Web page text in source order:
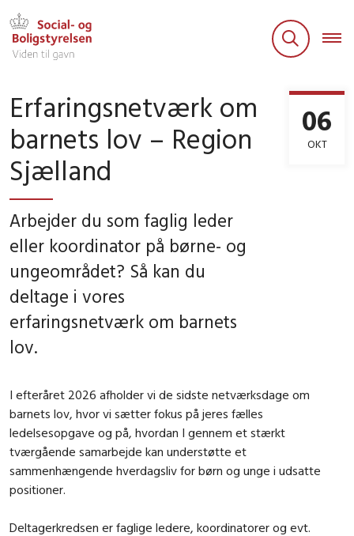
Erfaringsnetværk om
barnets lov – Region
Sjælland
06
OKT
Arbejder du som faglig leder
eller koordinator på børne- og
ungeområdet? Så kan du
deltage i vores
erfaringsnetværk om barnets
lov.
I efteråret 2026 afholder vi de sidste netværksdage om
barnets lov, hvor vi sætter fokus på jeres fælles
ledelsesopgave og på, hvordan I gennem et stærkt
tværgående samarbejde kan understøtte et
sammenhængende hverdagsliv for børn og unge i udsatte
positioner.
Deltagerkredsen er faglige ledere, koordinatorer og evt.